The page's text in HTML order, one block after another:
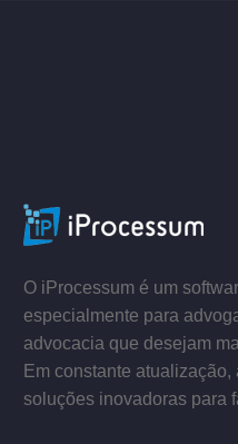
O iProcessum é um
especialmente para
advocacia que desejam
Em constante
soluções inovadoras para